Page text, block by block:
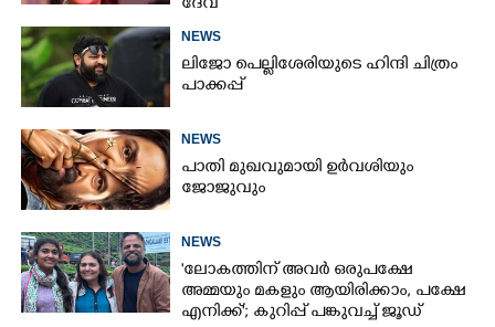
ദേവ്
NEWS
ലിജോ പെല്ലിശേരിയുടെ ഹിന്ദി ചിത്രം
പാക്കപ്പ്
NEWS
പാതി മുഖവുമായി ഉർവശിയും
ജോജുവും
NEWS
'ലോകത്തിന് അവർ ഒരുപക്ഷേ
അമ്മയും മകളും ആയിരിക്കാം, പക്ഷേ
എനിക്ക്'; കുറിപ്പ് പങ്കുവച്ച് ജൂഡ്